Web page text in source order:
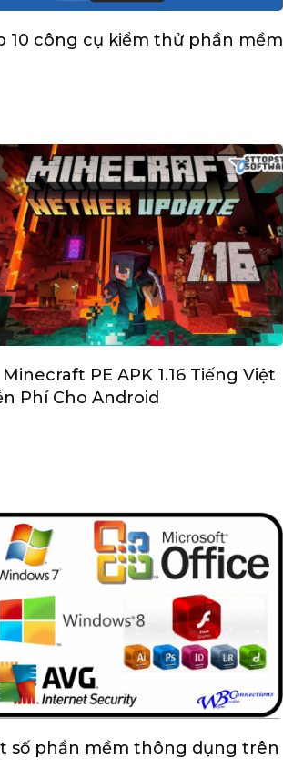
10 công cụ kiểm thử phần mềm
Minecraft PE APK 1.16 Tiếng Việt
Phí Cho Android
số phần mềm thông dụng trên